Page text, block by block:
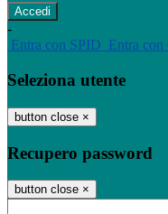
-
Entra con SPID Entra con
Seleziona utente
button close ×
Recupero password
button close ×